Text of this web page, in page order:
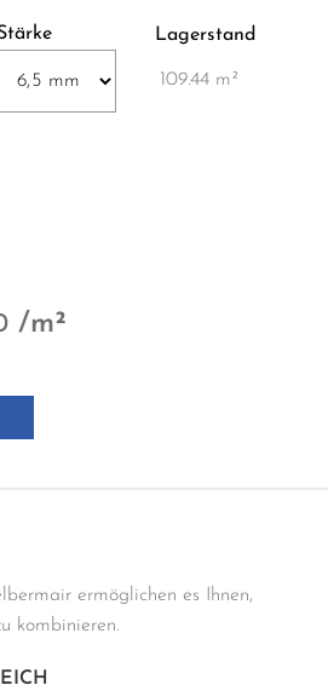
Lagerstand
109.44 m²
Aktueller
/m²
ermöglichen es Ihnen,
kombinieren.